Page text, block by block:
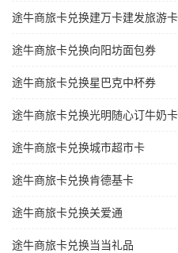
途牛商旅卡兑换建万卡建发旅游卡
途牛商旅卡兑换向阳坊面包券
途牛商旅卡兑换星巴克中杯券
途牛商旅卡兑换光明随心订牛奶卡
途牛商旅卡兑换城市超市卡
途牛商旅卡兑换肯德基卡
途牛商旅卡兑换关爱通
途牛商旅卡兑换当当礼品